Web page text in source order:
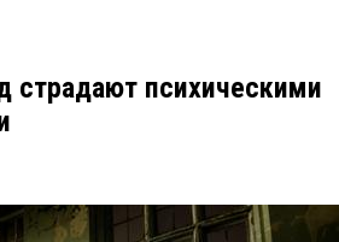
страдают психическими